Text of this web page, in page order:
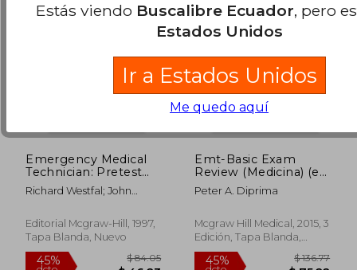
45%
dcto. $ 105.49
45%
dcto. $
Emergency Medical
Technician: Pretest
Self-Assessment and
Review (en Inglés)
Richard Westfal; John
Editorial Mcgraw-Hill, 1997,
Tapa Blanda, Nuevo
Emt-Basic Exam
Review (Medicina) (en
Inglés)
Peter A. Diprima
Mcgraw Hill Medical, 2015, 3
Edición, Tapa Blanda,
Nuevo
Estás viendo Buscalibre Ecuador, pero
Estados Unidos
Ir a Estados Unidos
Me quedo aquí